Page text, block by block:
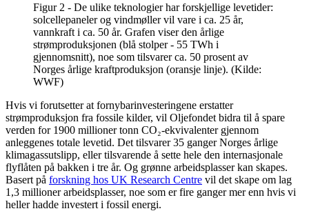
Figur 2 - De ulike teknologier har forskjellige levetider:
solcellepaneler og vindmøller vil vare i ca. 25 år,
vannkraft i ca. 50 år. Grafen viser den årlige
strømproduksjonen (blå stolper - 55 TWh i
gjennomsnitt), noe som tilsvarer ca. 50 prosent av
Norges årlige kraftproduksjon (oransje linje). (Kilde:
WWF)
Hvis vi forutsetter at fornybarinvesteringene erstatter
strømproduksjon fra fossile kilder, vil Oljefondet bidra til å spare
verden for 1900 millioner tonn CO₂-ekvivalenter gjennom
anleggenes totale levetid. Det tilsvarer 35 ganger Norges årlige
klimagassutslipp, eller tilsvarende å sette hele den internasjonale
flyflåten på bakken i tre år. Og grønne arbeidsplasser kan skapes.
Basert på forskning hos UK Research Centre vil det skape om lag
1,3 millioner arbeidsplasser, noe som er fire ganger mer enn hvis vi
heller hadde investert i fossil energi.